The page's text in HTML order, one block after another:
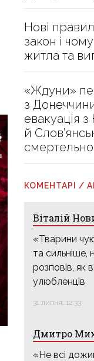
Нові
закон і
житла та
«Ждуни»
з
евакуація
й
КОМЕНТАРІ /
Віталій
«Тварини
та сильніше,
розповів, як
улюбленців
31 липня, 12:33
Дмитро
«Не всі